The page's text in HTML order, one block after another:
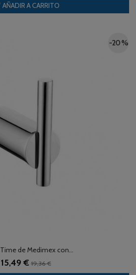
AÑADIR A CARRITO
-20 %
de Medimex con...
15,49 €19,36 €